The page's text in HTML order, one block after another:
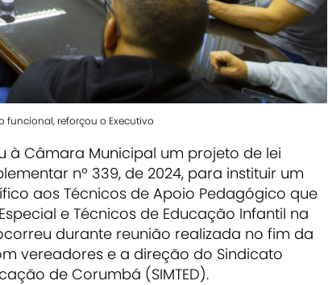
funcional, reforçou o Executivo
à Câmara Municipal um projeto de lei
nº 339, de 2024, para instituir um
aos Técnicos de Apoio Pedagógico que
e Técnicos de Educação Infantil na
durante reunião realizada no fim da
vereadores e a direção do Sindicato
de Corumbá (SIMTED).